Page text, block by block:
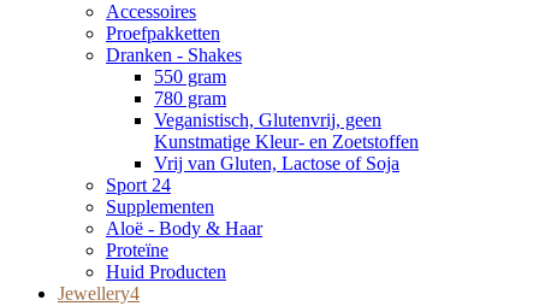
Accessoires
Proefpakketten
Dranken - Shakes
550 gram
780 gram
Veganistisch, Glutenvrij, geen
Kunstmatige Kleur- en Zoetstoffen
Vrij van Gluten, Lactose of Soja
Sport 24
Supplementen
Aloë - Body & Haar
Proteïne
Huid Producten
Jewellery4